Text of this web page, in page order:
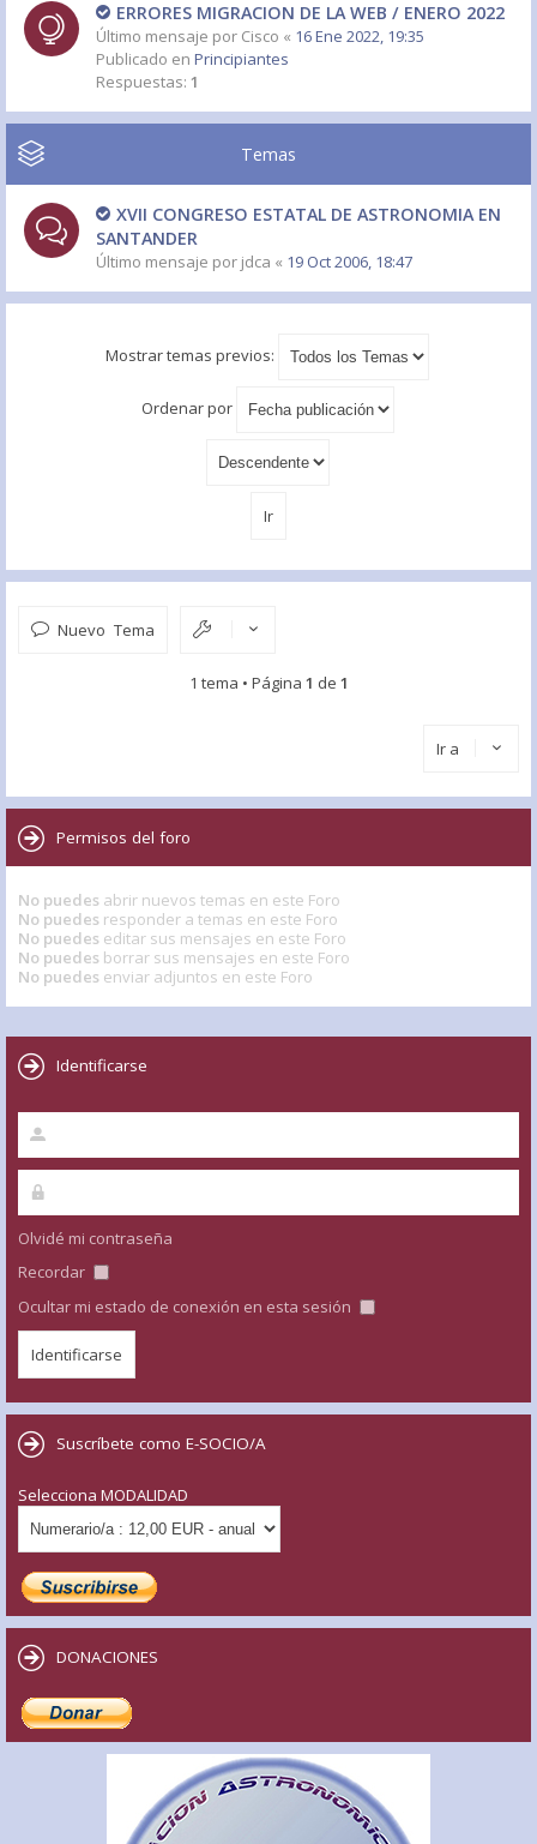
ERRORES MIGRACION DE LA WEB / ENERO 2022
Último mensaje por Cisco « 16 Ene 2022, 19:35
Publicado en Principiantes
Respuestas: 1
Temas
XVII CONGRESO ESTATAL DE ASTRONOMIA EN
SANTANDER
Último mensaje por jdca « 19 Oct 2006, 18:47
Mostrar temas previos:
Ordenar por
Nuevo Tema
1 tema • Página 1 de 1
Ir a
Permisos del foro
No puedes abrir nuevos temas en este Foro
No puedes responder a temas en este Foro
No puedes editar sus mensajes en este Foro
No puedes borrar sus mensajes en este Foro
No puedes enviar adjuntos en este Foro
Identificarse
Olvidé mi contraseña
Recordar
Ocultar mi estado de conexión en esta sesión
Suscríbete como E-SOCIO/A
Selecciona MODALIDAD
DONACIONES